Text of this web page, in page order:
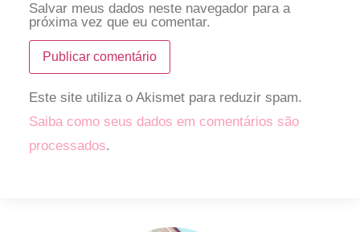
Salvar meus dados neste navegador para a
próxima vez que eu comentar.
Este site utiliza o Akismet para reduzir spam.
Saiba como seus dados em comentários são
processados.